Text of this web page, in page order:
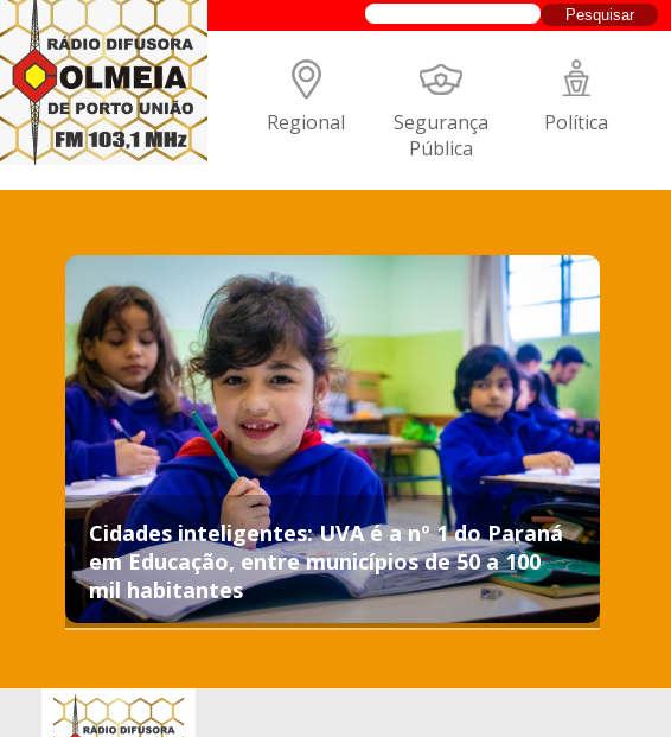
Regional Segurança
Pública
Política
Cidades inteligentes: UVA é a nº 1 do Paraná
em Educação, entre municípios de 50 a 100
mil habitantes